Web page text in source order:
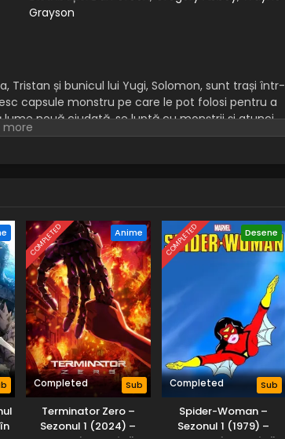
Grayson
Tristan și bunicul lui Yugi, Solomon, sunt trași într-
capsule monstru pe care le pot folosi pentru a
nouă ciudată, se luptă cu monștrii și atunci
COMPLETED Anime
Completed Sub
Terminator Zero –
Sezonul 1 (2024) –
COMPLETED Desene
Completed Sub
Spider-Woman –
Sezonul 1 (1979) –